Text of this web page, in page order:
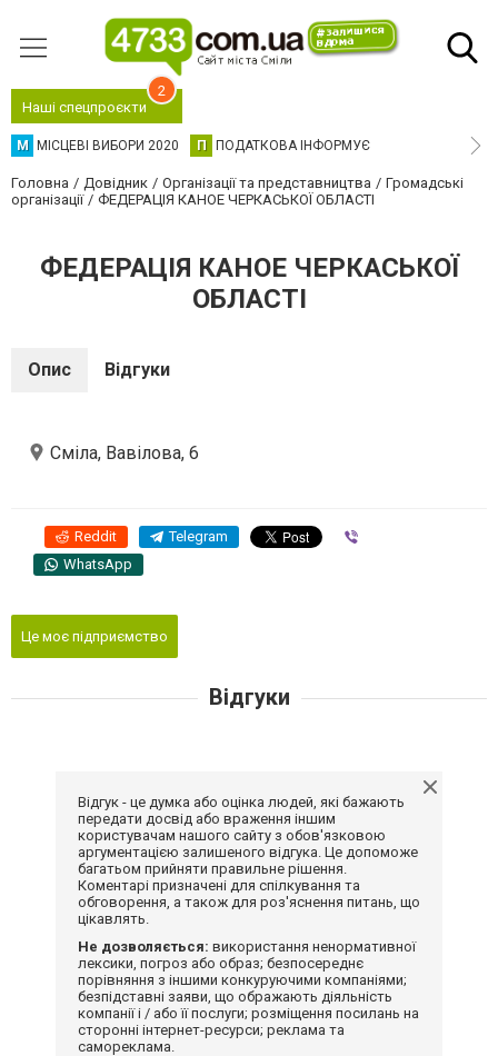
Наші спецпроєкти
2
М МІСЦЕВІ ВИБОРИ 2020 П ПОДАТКОВА ІНФОРМУЄ
Головна Довідник Організації та представництва
Громадські
організації
ФЕДЕРАЦІЯ КАНОЕ ЧЕРКАСЬКОЇ ОБЛАСТІ
ФЕДЕРАЦІЯ КАНОЕ ЧЕРКАСЬКОЇ
ОБЛАСТІ
Опис Відгуки
Сміла, Вавілова, 6
Reddit Telegram
WhatsApp
Це моє підприємство
Відгуки
Відгук - це думка або оцінка людей, які бажають
передати досвід або враження іншим
користувачам нашого сайту з обов'язковою
аргументацією залишеного відгука. Це допоможе
багатьом прийняти правильне рішення.
Коментарі призначені для спілкування та
обговорення, а також для роз'яснення питань, що
цікавлять.
Не дозволяється: використання ненормативної
лексики, погроз або образ; безпосереднє
порівняння з іншими конкуруючими компаніями;
безпідставні заяви, що ображають діяльність
компанії і / або її послуги; розміщення посилань на
сторонні інтернет-ресурси; реклама та
самореклама.